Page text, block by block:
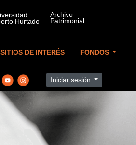
SITIOS DE INTERÉS FONDOS
Iniciar sesión